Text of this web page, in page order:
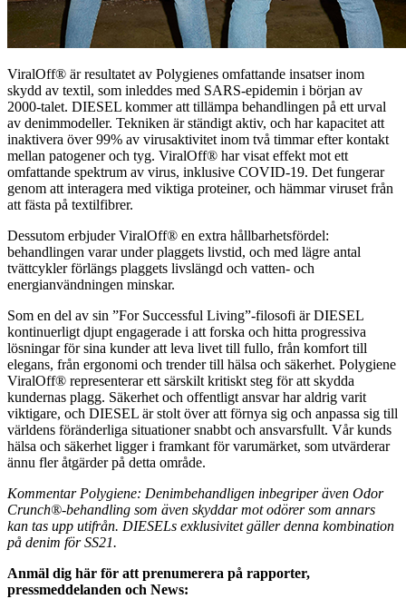
ViralOff® är resultatet av Polygienes omfattande insatser inom
skydd av textil, som inleddes med SARS-epidemin i början av
2000-talet. DIESEL kommer att tillämpa behandlingen på ett urval
av denimmodeller. Tekniken är ständigt aktiv, och har kapacitet att
inaktivera över 99% av virusaktivitet inom två timmar efter kontakt
mellan patogener och tyg. ViralOff® har visat effekt mot ett
omfattande spektrum av virus, inklusive COVID-19. Det fungerar
genom att interagera med viktiga proteiner, och hämmar viruset från
att fästa på textilfibrer.
Dessutom erbjuder ViralOff® en extra hållbarhetsfördel:
behandlingen varar under plaggets livstid, och med lägre antal
tvättcykler förlängs plaggets livslängd och vatten- och
energianvändningen minskar.
Som en del av sin ”For Successful Living”-filosofi är DIESEL
kontinuerligt djupt engagerade i att forska och hitta progressiva
lösningar för sina kunder att leva livet till fullo, från komfort till
elegans, från ergonomi och trender till hälsa och säkerhet. Polygiene
ViralOff® representerar ett särskilt kritiskt steg för att skydda
kundernas plagg. Säkerhet och offentligt ansvar har aldrig varit
viktigare, och DIESEL är stolt över att förnya sig och anpassa sig till
världens föränderliga situationer snabbt och ansvarsfullt. Vår kunds
hälsa och säkerhet ligger i framkant för varumärket, som utvärderar
ännu fler åtgärder på detta område.
Kommentar Polygiene: Denimbehandligen inbegriper även Odor
Crunch®-behandling som även skyddar mot odörer som annars
kan tas upp utifrån. DIESELs exklusivitet gäller denna kombination
på denim för SS21.
Anmäl dig här för att prenumerera på rapporter,
pressmeddelanden och News: